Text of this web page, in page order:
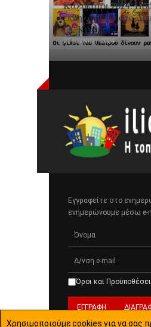
Καλοκαίρι 2024:
εκδηλώσεων στο
"Δ. Κιντής"
25 ΙΟΥΝΊΟΥ 2024
Εγγραφείτε στο
ενημερώνουμε μέσω e-
Όροι και
Χρησιμοποιούμε cookies για να σας